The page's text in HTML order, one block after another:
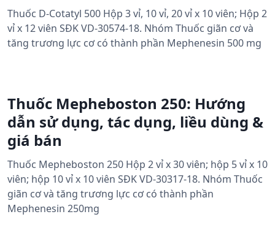
Thuốc D-Cotatyl 500 Hộp 3 vỉ, 10 vỉ, 20 vỉ x 10 viên; Hộp 2
vỉ x 12 viên SĐK VD-30574-18. Nhóm Thuốc giãn cơ và
tăng trương lực cơ có thành phần Mephenesin 500 mg
Thuốc Mepheboston 250: Hướng
dẫn sử dụng, tác dụng, liều dùng &
giá bán
Thuốc Mepheboston 250 Hộp 2 vỉ x 30 viên; hộp 5 vỉ x 10
viên; hộp 10 vỉ x 10 viên SĐK VD-30317-18. Nhóm Thuốc
giãn cơ và tăng trương lực cơ có thành phần
Mephenesin 250mg